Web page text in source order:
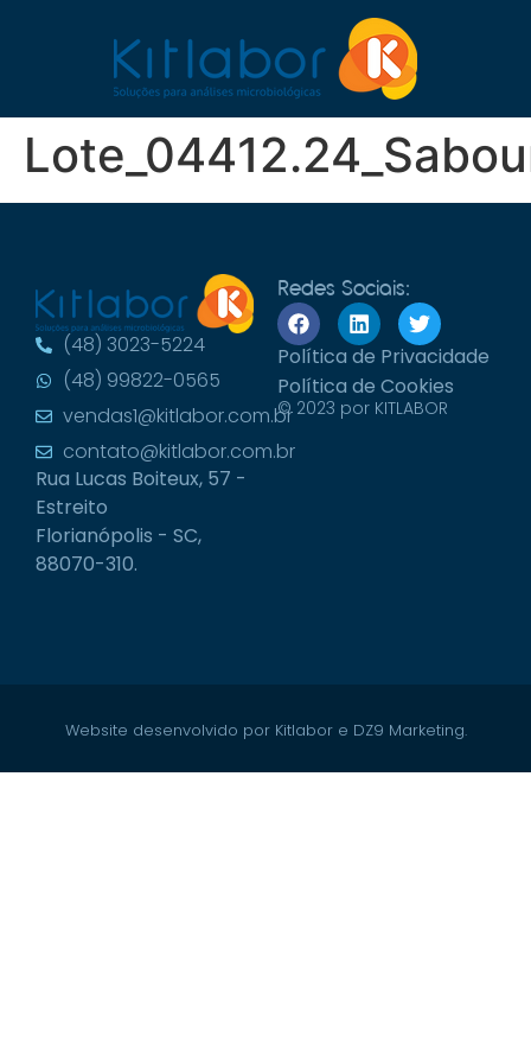
(48) 3023-5224
(48) 99822-0565
vendas1@kitlabor.com.br
contato@kitlabor.com.br
Rua Lucas Boiteux, 57 -
Estreito
Florianópolis - SC,
88070-310.
Redes Sociais:
Política de Privacidade
Política de Cookies
© 2023 por KITLABOR
Website desenvolvido por Kitlabor e DZ9 Marketing.